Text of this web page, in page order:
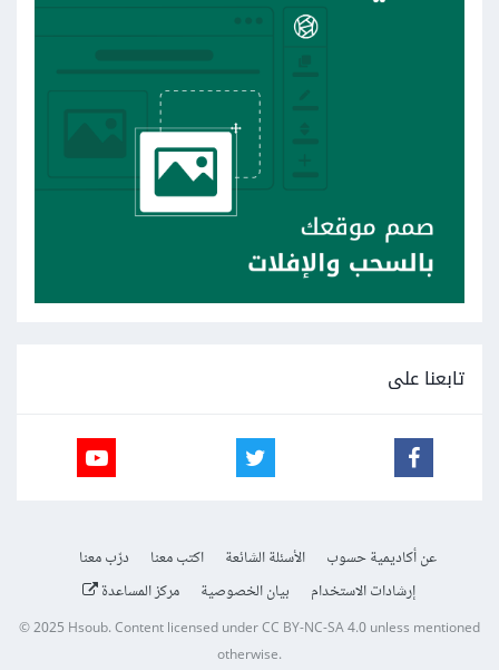
تابعنا على
عن أكاديمية حسوب الأسئلة الشائعة اكتب معنا
درّب معنا
إرشادات الاستخدام
بيان الخصوصية مركز المساعدة
© 2025Hsoub.Content licensed underCC BY-NC-SA 4.0unless mentioned
otherwise.